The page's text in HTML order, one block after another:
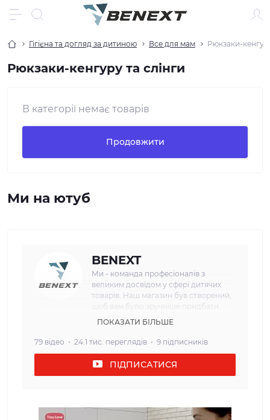
Гігієна та догляд за дитиною Все для мам Рюкзаки-
Рюкзаки-кенгуру та слінги
В категорії немає товарів
Продовжити
Ми на ютуб
BENEXT
Ми - команда професіоналів з
великим досвідом у сфері дитячих
товарів. Наш магазин був створений,
щоб вам було зручніше придбати
життя. Наша мета: Ми прагнемо
забезпечити наших клієнтів
найвищою якістю та безпекою
дитячих товарів. Кожен товар, який
ми пропонуємо, проходить сувору
магазині ви знайдете широкий вибір
ПОКАЗАТИ БІЛЬШЕ
79 відео 24.1 тис. переглядів 9 підписників
ПІДПИСАТИСЯ